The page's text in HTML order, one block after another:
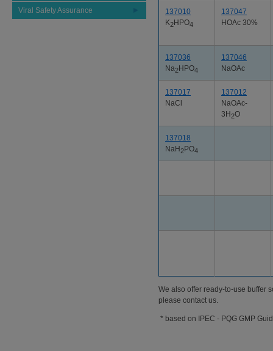
Viral Safety Assurance
137010
K2HPO4
137047
HOAc 30%
137036
Na2HPO4
137046
NaOAc
137017
NaCl
137012
NaOAc-
3H2O
137018
NaH 2PO4
We also offer ready-to-use buffer
please contact us.
* based on IPEC - PQG GMP